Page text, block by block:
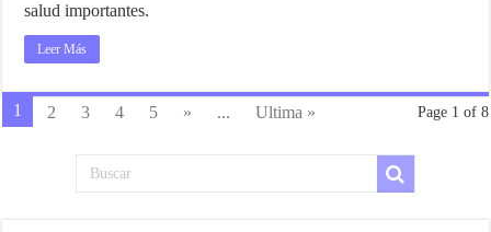
salud importantes.
Leer Más
Page 1 of 8
1 2 3 4 5 » ... Ultima »